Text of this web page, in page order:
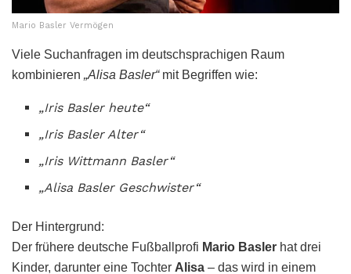
Mario Basler Vermögen
Viele Suchanfragen im deutschsprachigen Raum
kombinieren „Alisa Basler“mit Begriffen wie:
„Iris Basler heute“
„Iris Basler Alter“
„Iris Wittmann Basler“
„Alisa Basler Geschwister“
Der Hintergrund:
Der frühere deutsche Fußballprofi Mario Basler hat drei
Kinder, darunter eine Tochter Alisa – das wird in einem